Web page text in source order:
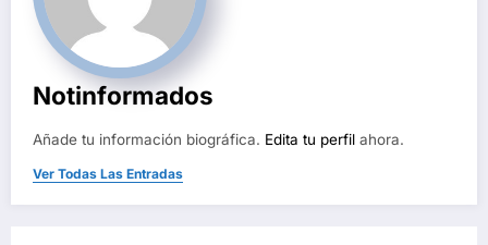
Notinformados
Añade tu información biográfica. Edita tu perfil ahora.
Ver Todas Las Entradas